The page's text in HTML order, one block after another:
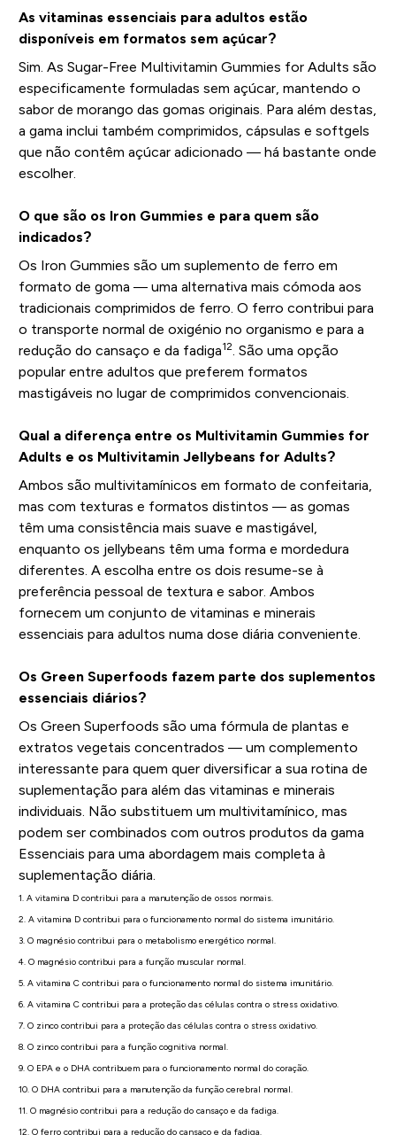
As vitaminas essenciais para adultos estão
disponíveis em formatos sem açúcar?
Sim. As Sugar-Free Multivitamin Gummies for Adults são
especificamente formuladas sem açúcar, mantendo o
sabor de morango das gomas originais. Para além destas,
a gama inclui também comprimidos, cápsulas e softgels
que não contêm açúcar adicionado — há bastante onde
escolher.
O que são os Iron Gummies e para quem são
indicados?
Os Iron Gummies são um suplemento de ferro em
formato de goma — uma alternativa mais cómoda aos
tradicionais comprimidos de ferro. O ferro contribui para
o transporte normal de oxigénio no organismo e para a
redução do cansaço e da fadiga12. São uma opção
popular entre adultos que preferem formatos
mastigáveis no lugar de comprimidos convencionais.
Qual a diferença entre os Multivitamin Gummies for
Adults e os Multivitamin Jellybeans for Adults?
Ambos são multivitamínicos em formato de confeitaria,
mas com texturas e formatos distintos — as gomas
têm uma consistência mais suave e mastigável,
enquanto os jellybeans têm uma forma e mordedura
diferentes. A escolha entre os dois resume-se à
preferência pessoal de textura e sabor. Ambos
fornecem um conjunto de vitaminas e minerais
essenciais para adultos numa dose diária conveniente.
Os Green Superfoods fazem parte dos suplementos
essenciais diários?
Os Green Superfoods são uma fórmula de plantas e
extratos vegetais concentrados — um complemento
interessante para quem quer diversificar a sua rotina de
suplementação para além das vitaminas e minerais
individuais. Não substituem um multivitamínico, mas
podem ser combinados com outros produtos da gama
Essenciais para uma abordagem mais completa à
suplementação diária.
1. A vitamina D contribui para a manutenção de ossos normais.
2. A vitamina D contribui para o funcionamento normal do sistema imunitário.
3. O magnésio contribui para o metabolismo energético normal.
4. O magnésio contribui para a função muscular normal.
5. A vitamina C contribui para o funcionamento normal do sistema imunitário.
6. A vitamina C contribui para a proteção das células contra o stress oxidativo.
7. O zinco contribui para a proteção das células contra o stress oxidativo.
8. O zinco contribui para a função cognitiva normal.
9. O EPA e o DHA contribuem para o funcionamento normal do coração.
10. O DHA contribui para a manutenção da função cerebral normal.
11. O magnésio contribui para a redução do cansaço e da fadiga.
12. O ferro contribui para a redução do cansaço e da fadiga.